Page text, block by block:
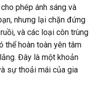
phép ánh sáng và
nhưng lại chặn đứng
và các loại côn trùng
thể hoàn toàn yên tâm
Đây là một khoản
sự thoải mái của gia